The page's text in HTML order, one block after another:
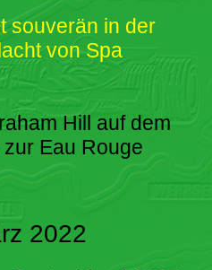
souverän in der
von Spa
Hill auf dem
Eau Rouge
2022